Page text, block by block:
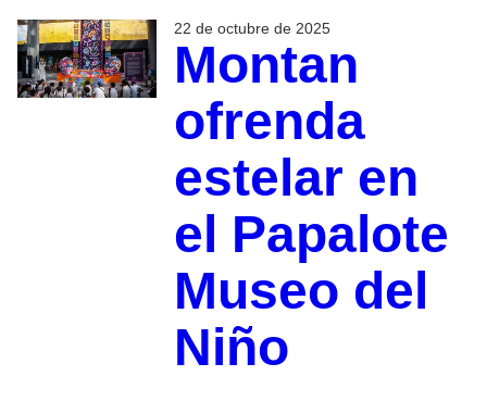
22 de octubre de 2025
Montan
ofrenda
estelar en
el Papalote
Museo del
Niño